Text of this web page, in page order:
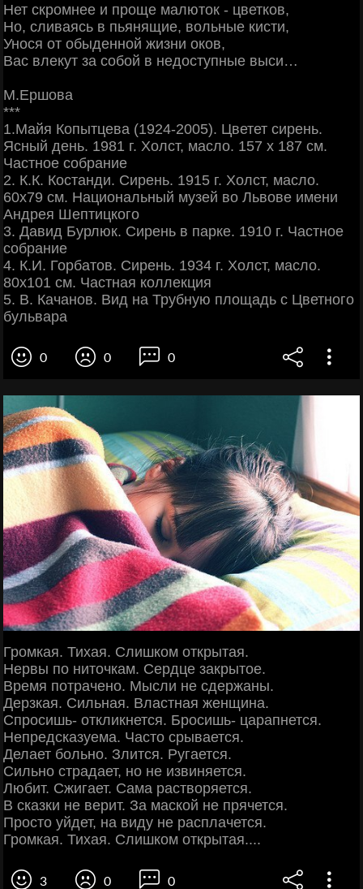
Нет скромнее и проще малюток - цветков,
Но, сливаясь в пьянящие, вольные кисти,
Унося от обыденной жизни оков,
Вас влекут за собой в недоступные выси…
М.Ершова
***
1.Майя Копытцева (1924-2005). Цветет сирень.
Ясный день. 1981 г. Холст, масло. 157 х 187 см.
Частное собрание
2. К.К. Костанди. Сирень. 1915 г. Холст, масло.
60х79 см. Национальный музей во Львове имени
Андрея Шептицкого
3. Давид Бурлюк. Сирень в парке. 1910 г. Частное
собрание
4. К.И. Горбатов. Сирень. 1934 г. Холст, масло.
80х101 см. Частная коллекция
5. В. Качанов. Вид на Трубную площадь с Цветного
бульвара
0 0 0
Громкая. Тихая. Слишком открытая.
Нервы по ниточкам. Сердце закрытое.
Время потрачено. Мысли не сдержаны.
Дерзкая. Сильная. Властная женщина.
Спросишь- откликнется. Бросишь- царапнется.
Непредсказуема. Часто срывается.
Делает больно. Злится. Ругается.
Сильно страдает, но не извиняется.
Любит. Сжигает. Сама растворяется.
В сказки не верит. За маской не прячется.
Просто уйдет, на виду не расплачется.
Громкая. Тихая. Слишком открытая....
3 0 0